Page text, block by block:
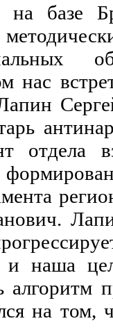
на базе
нас
Сергей
отдела
и наша
алгоритм
на том,